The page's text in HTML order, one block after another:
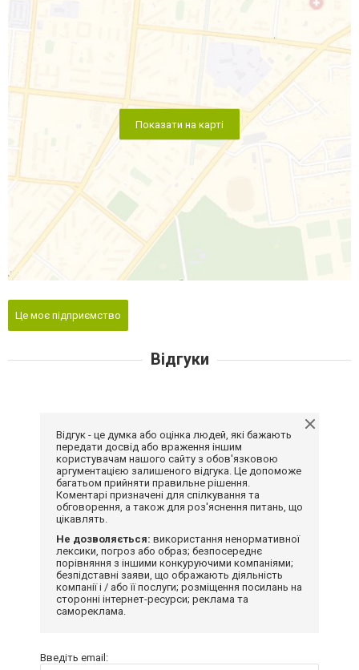
Показати на карті
Це моє підприємство
Відгуки
Відгук - це думка або оцінка людей, які бажають
передати досвід або враження іншим
користувачам нашого сайту з обов'язковою
аргументацією залишеного відгука. Це допоможе
багатьом прийняти правильне рішення.
Коментарі призначені для спілкування та
обговорення, а також для роз'яснення питань, що
цікавлять.
Не дозволяється: використання ненормативної
лексики, погроз або образ; безпосереднє
порівняння з іншими конкуруючими компаніями;
безпідставні заяви, що ображають діяльність
компанії і / або її послуги; розміщення посилань на
сторонні інтернет-ресурси; реклама та
самореклама.
Введіть email: